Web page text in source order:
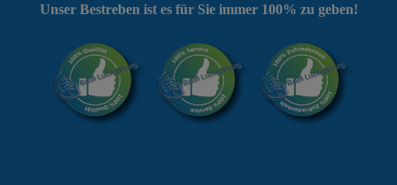
Unser Bestreben ist es für Sie immer 100% zu geben!